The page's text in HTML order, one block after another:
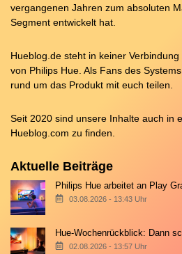
vergangenen Jahren zum absoluten
Segment entwickelt hat.
Hueblog.de steht in keiner
von Philips Hue. Als Fans des
rund um das Produkt mit euch teilen.
Seit 2020 sind unsere Inhalte auch in
Hueblog.com zu finden.
Aktuelle Beiträge
Philips Hue arbeitet an Play
03.08.2026 - 13:43 Uhr
Hue-Wochenrückblick: Dann
02.08.2026 - 13:57 Uhr